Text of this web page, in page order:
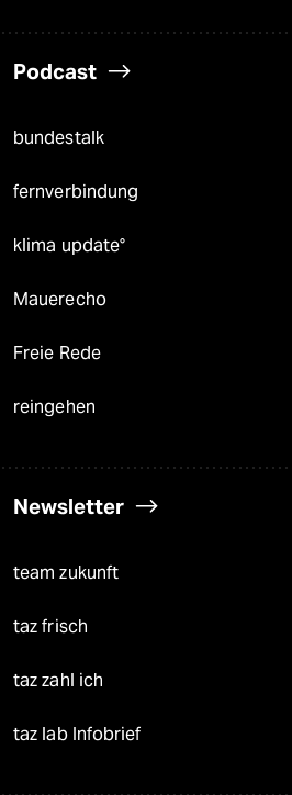
Podcast
bundestalk
fernverbindung
klima update°
Mauerecho
Freie Rede
reingehen
Newsletter
team zukunft
taz frisch
taz zahl ich
taz lab Infobrief